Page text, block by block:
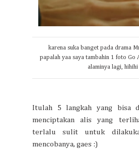
karena suka banget pada drama
papalah yaa saya tambahin 1 foto Go
alaminya lagi, hihihi
Itulah 5 langkah yang bisa
menciptakan alis yang
terlalu sulit untuk
mencobanya, gaes :)